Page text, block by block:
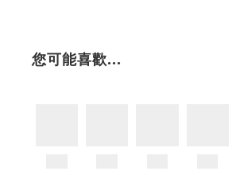
您可能喜歡...